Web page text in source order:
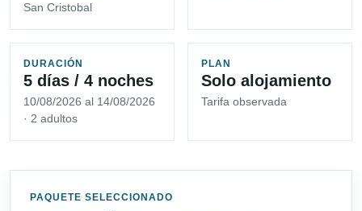
San Cristobal
DURACIÓN
5 días / 4 noches
10/08/2026 al 14/08/2026
· 2 adultos
PLAN
Solo alojamiento
Tarifa observada
PAQUETE SELECCIONADO